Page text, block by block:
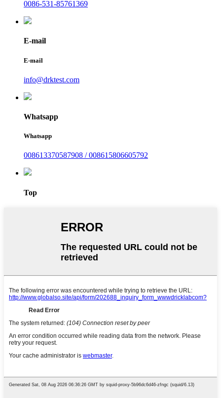
0086-531-85761369
E-mail
E-mail
info@drktest.com
Whatsapp
Whatsapp
008613370587908 / 008615806605792
Top